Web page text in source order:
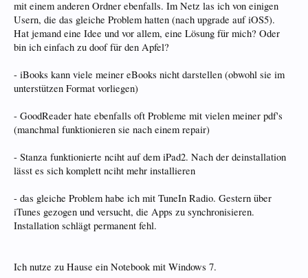
mit einem anderen Ordner ebenfalls. Im Netz las ich von einigen
Usern, die das gleiche Problem hatten (nach upgrade auf iOS5).
Hat jemand eine Idee und vor allem, eine Lösung für mich? Oder
bin ich einfach zu doof für den Apfel?
- iBooks kann viele meiner eBooks nicht darstellen (obwohl sie im
unterstützen Format vorliegen)
- GoodReader hate ebenfalls oft Probleme mit vielen meiner pdf's
(manchmal funktionieren sie nach einem repair)
- Stanza funktionierte nciht auf dem iPad2. Nach der deinstallation
lässt es sich komplett nciht mehr installieren
- das gleiche Problem habe ich mit TuneIn Radio. Gestern über
iTunes gezogen und versucht, die Apps zu synchronisieren.
Installation schlägt permanent fehl.
Ich nutze zu Hause ein Notebook mit Windows 7.